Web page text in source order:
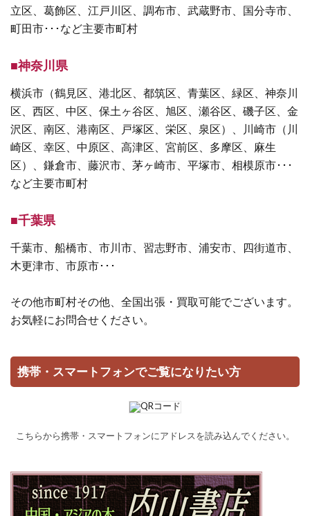
立区、葛飾区、江戸川区、調布市、武蔵野市、国分寺市、
町田市･･･など主要市町村
■神奈川県
横浜市（鶴見区、港北区、都筑区、青葉区、緑区、神奈川
区、西区、中区、保土ヶ谷区、旭区、瀬谷区、磯子区、金
沢区、南区、港南区、戸塚区、栄区、泉区）、川崎市（川
崎区、幸区、中原区、高津区、宮前区、多摩区、麻生
区）、鎌倉市、藤沢市、茅ヶ崎市、平塚市、相模原市･･･
など主要市町村
■千葉県
千葉市、船橋市、市川市、習志野市、浦安市、四街道市、
木更津市、市原市･･･
その他市町村その他、全国出張・買取可能でございます。
お気軽にお問合せください。
携帯・スマートフォンでご覧になりたい方
こちらから携帯・スマートフォンにアドレスを読み込んでください。